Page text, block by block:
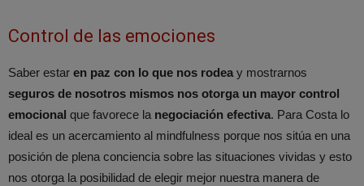
Control de las emociones
Saber estar en paz con lo que nos rodea y mostrarnos
seguros de nosotros mismos nos otorga un mayor control
emocional que favorece la negociación efectiva. Para Costa lo
ideal es un acercamiento al mindfulness porque nos sitúa en una
posición de plena conciencia sobre las situaciones vividas y esto
nos otorga la posibilidad de elegir mejor nuestra manera de